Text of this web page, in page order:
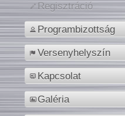
Regisztráció
Programbizottság
Versenyhelyszín
Kapcsolat
Galéria